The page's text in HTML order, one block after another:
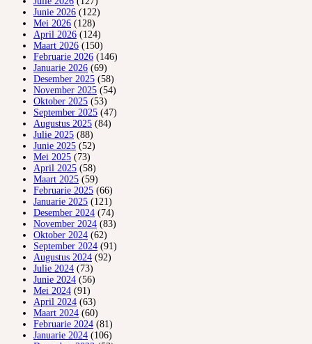
Junie 2026 (122)
Mei 2026 (128)
April 2026 (124)
Maart 2026 (150)
Februarie 2026 (146)
Januarie 2026 (69)
Desember 2025 (58)
November 2025 (54)
Oktober 2025 (53)
September 2025 (47)
Augustus 2025 (84)
Julie 2025 (88)
Junie 2025 (52)
Mei 2025 (73)
April 2025 (58)
Maart 2025 (59)
Februarie 2025 (66)
Januarie 2025 (121)
Desember 2024 (74)
November 2024 (83)
Oktober 2024 (62)
September 2024 (91)
Augustus 2024 (92)
Julie 2024 (73)
Junie 2024 (56)
Mei 2024 (91)
April 2024 (63)
Maart 2024 (60)
Februarie 2024 (81)
Januarie 2024 (106)